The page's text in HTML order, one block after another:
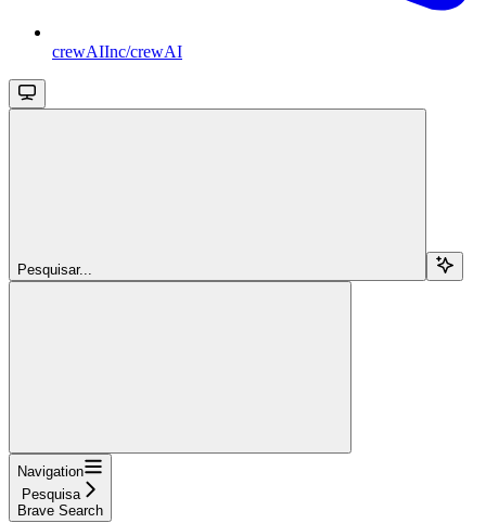
crewAIInc/crewAI
Pesquisar...
Navigation
Pesquisa
Brave Search